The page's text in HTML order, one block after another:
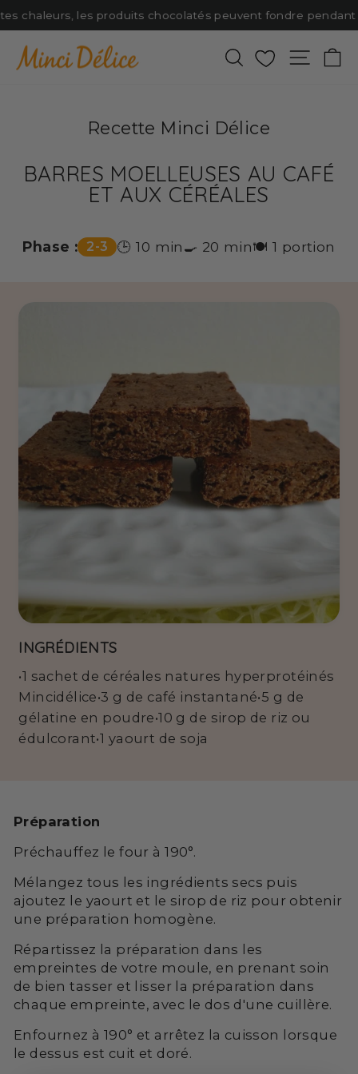
Passer
au
contenu
chaleurs, les produits chocolatés peuvent fondre pendant
Rechercher
Favoris
Recette Minci Délice
BARRES MOELLEUSES AU CAFÉ
ET AUX CÉRÉALES
Phase : 2-3 🕒 10 min🍳 20 min🍽️ 1 portion
INGRÉDIENTS
•1 sachet de céréales natures hyperprotéinés
Mincidélice•3 g de café instantané•5 g de
gélatine en poudre•10 g de sirop de riz ou
édulcorant•1 yaourt de soja
Préparation
Préchauffez le four à 190°.
Mélangez tous les ingrédients secs puis
ajoutez le yaourt et le sirop de riz pour obtenir
une préparation homogène.
Répartissez la préparation dans les
empreintes de votre moule, en prenant soin
de bien tasser et lisser la préparation dans
chaque empreinte, avec le dos d'une cuillère.
Enfournez à 190° et arrêtez la cuisson lorsque
le dessus est cuit et doré.